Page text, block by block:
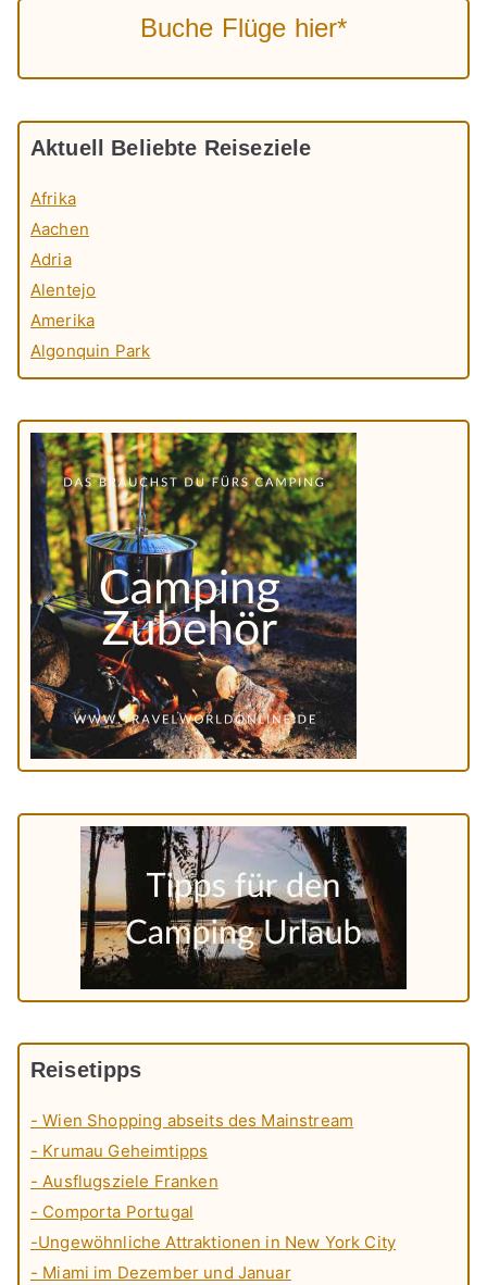
Buche Flüge hier*
Aktuell Beliebte Reiseziele
Afrika
Aachen
Adria
Alentejo
Amerika
Algonquin Park
Reisetipps
- Wien Shopping abseits des Mainstream
- Krumau Geheimtipps
- Ausflugsziele Franken
- Comporta Portugal
-Ungewöhnliche Attraktionen in New York City
- Miami im Dezember und Januar